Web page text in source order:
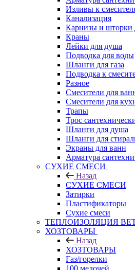
Изливы к
Канализация
Карнизы и шторки
Краны
Лейки для душа
Подводка для воды
Шланги для газа
Подводка к
Разное
Смесители для
Смесители для
Трапы
Трос
Шланги для душа
Шланги для
Экраны для ванн
Арматура
СУХИЕ СМЕСИ
Назад
СУХИЕ СМЕСИ
Затирки
Пластификаторы
Сухие смеси
ТЕПЛОИЗОЛЯЦИЯ
ХОЗТОВАРЫ
Назад
ХОЗТОВАРЫ
Газ/горелки
100 мелочей